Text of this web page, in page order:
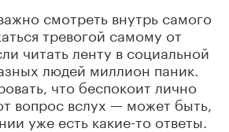
смотреть внутрь самого
тревогой самому от
читать ленту в социальной
людей миллион паник.
что беспокоит лично
вопрос вслух — может быть,
уже есть какие-то ответы.